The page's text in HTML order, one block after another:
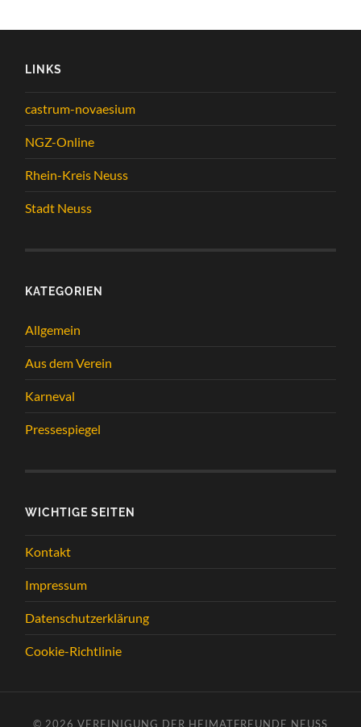
LINKS
castrum-novaesium
NGZ-Online
Rhein-Kreis Neuss
Stadt Neuss
KATEGORIEN
Allgemein
Aus dem Verein
Karneval
Pressespiegel
WICHTIGE SEITEN
Kontakt
Impressum
Datenschutzerklärung
Cookie-Richtlinie
© 2026 VEREINIGUNG DER HEIMATFREUNDE NEUSS